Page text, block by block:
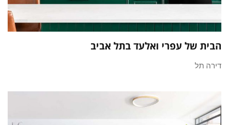
הבית של עפרי ואלעד בתל אביב
דירה תל